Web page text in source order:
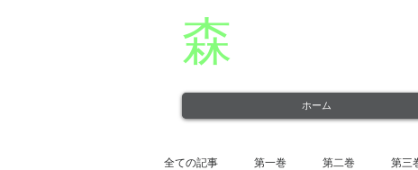
森
ホーム
全ての記事 第一巻 第二巻 第三